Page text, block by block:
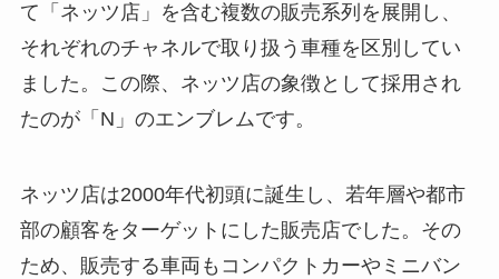
て「ネッツ店」を含む複数の販売系列を展開し、
それぞれのチャネルで取り扱う車種を区別してい
ました。この際、ネッツ店の象徴として採用され
たのが「N」のエンブレムです。
ネッツ店は2000年代初頭に誕生し、若年層や都市
部の顧客をターゲットにした販売店でした。その
ため、販売する車両もコンパクトカーやミニバン